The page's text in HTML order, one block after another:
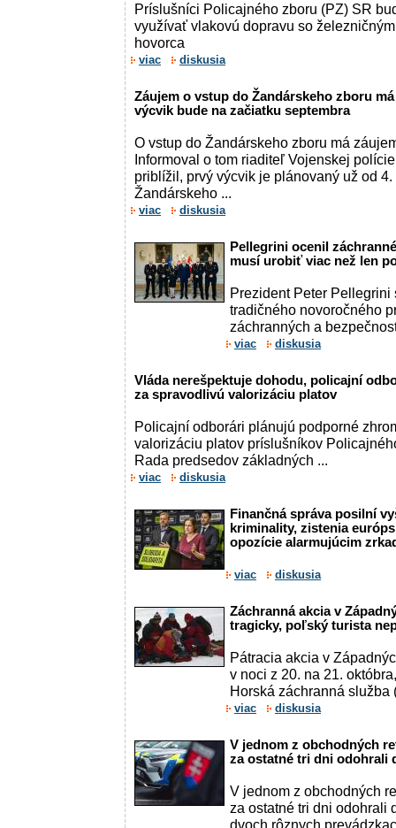
Príslušníci Policajného zboru (PZ) SR
využívať vlakovú dopravu so
hovorca
viac diskusia
Záujem o vstup do Žandárskeho zboru
výcvik bude na začiatku septembra
O vstup do Žandárskeho zboru má
Informoval o tom riaditeľ Vojenskej
priblížil, prvý výcvik je plánovaný už od
Žandárskeho ...
viac diskusia
Pellegrini ocenil
musí urobiť viac než len
Prezident Peter Pellegrini
tradičného novoročného
záchranných a
viac diskusia
Vláda nerešpektuje dohodu, policajní
za spravodlivú valorizáciu platov
Policajní odborári plánujú podporné
valorizáciu platov príslušníkov
Rada predsedov základných ...
viac diskusia
Finančná správa posilní
kriminality, zistenia
opozície alarmujúcim
viac diskusia
Záchranná akcia v
tragicky, poľský turista
Pátracia akcia v
v noci z 20. na 21.
Horská záchranná služba
viac diskusia
V jednom z obchodných
za ostatné tri dni odohrali
V jednom z obchodných
za ostatné tri dni odohrali
dvoch rôznych